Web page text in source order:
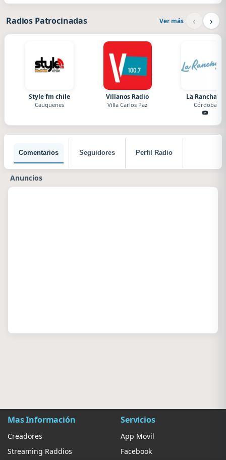
Radios Patrocinadas Ver más ‹ ›
Style fm chile
Cauquenes
Villanos Radio
Villa Carlos Paz
La Ranchada
Córdoba
Comentarios Seguidores Perfil Radio
Anuncios
Mas Información
Creadores
Streaming Raddios
Servicios
App Movil
Facebook